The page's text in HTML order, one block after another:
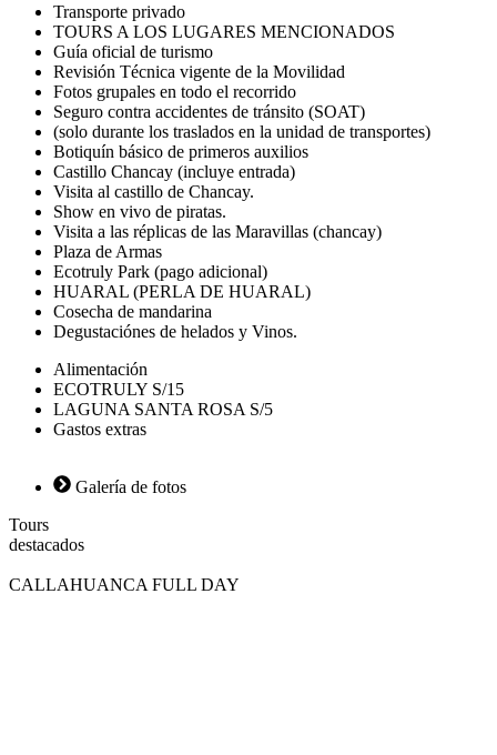
Transporte privado
TOURS A LOS LUGARES MENCIONADOS
Guía oficial de turismo
Revisión Técnica vigente de la Movilidad
Fotos grupales en todo el recorrido
Seguro contra accidentes de tránsito (SOAT)
(solo durante los traslados en la unidad de transportes)
Botiquín básico de primeros auxilios
Castillo Chancay (incluye entrada)
Visita al castillo de Chancay.
Show en vivo de piratas.
Visita a las réplicas de las Maravillas (chancay)
Plaza de Armas
Ecotruly Park (pago adicional)
HUARAL (PERLA DE HUARAL)
Cosecha de mandarina
Degustaciónes de helados y Vinos.
Alimentación
ECOTRULY S/15
LAGUNA SANTA ROSA S/5
Gastos extras
Galería de fotos
Tours
destacados
CALLAHUANCA FULL DAY